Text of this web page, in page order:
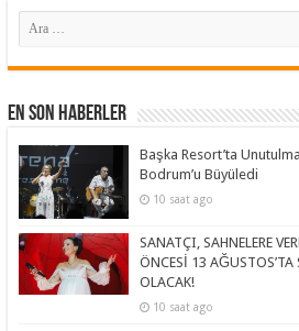
En Son Haberler
Başka Resort’ta
Bodrum’u Büyüledi
10 saat ago
SANATÇI, SAHNELERE
ÖNCESİ 13 AĞUSTOS’TA
OLACAK!
10 saat ago